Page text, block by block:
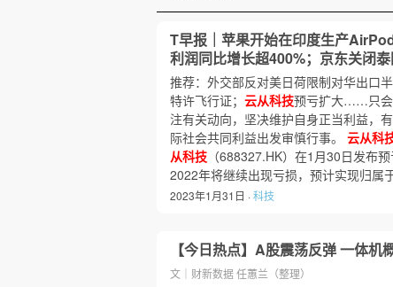
T早报｜苹果开始在印度生产
利润同比增长超400%；京东关闭
推荐：外交部反对美日荷限制对华出口
特许飞行证； 云从科技预亏扩大……只会
注有关动向，坚决维护自身正当利益，
际社会共同利益出发审慎行事。 云从科
从科技 （688327.HK）在1月30日发布
2022年将继续出现亏损，预计实现归
2023年1月31日 ·科技
【今日热点】A股震荡反弹 一体机
文｜财新数据 任蕙兰（整理）